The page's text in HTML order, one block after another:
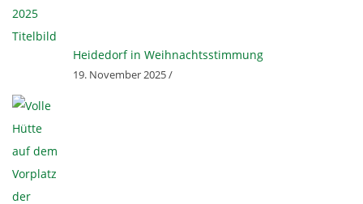
Heidedorf in Weihnachtsstimmung
19. November 2025 /